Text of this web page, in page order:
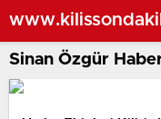
Sinan Özgür